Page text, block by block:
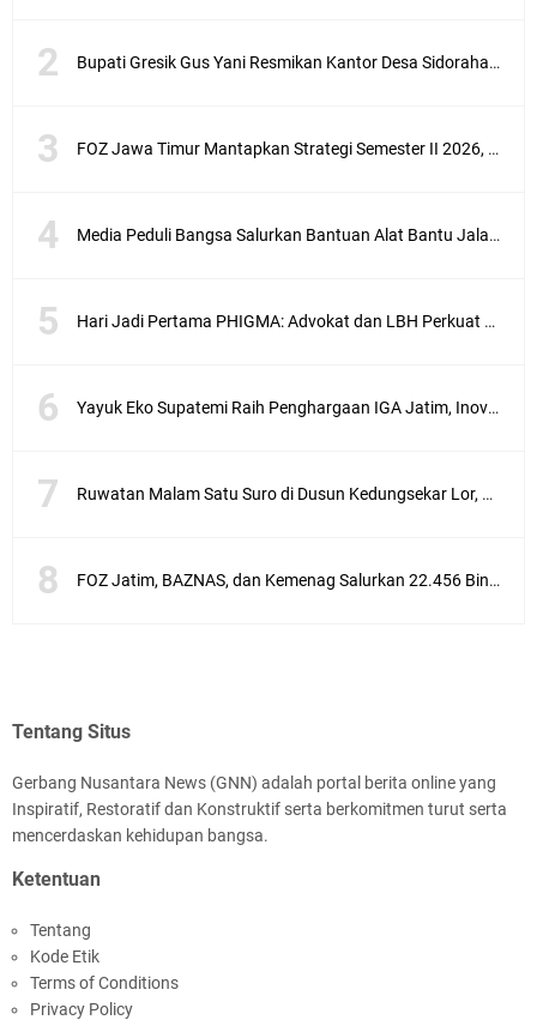
Bupati Gresik Gus Yani Resmikan Kantor Desa Sidoraharjo: Simbol Komitmen Pelayanan Publik dan Kepedulian Sosial
FOZ Jawa Timur Mantapkan Strategi Semester II 2026, Fokus pada Penguatan SDM Amil dan Kolaborasi BerdampakNarasi
Media Peduli Bangsa Salurkan Bantuan Alat Bantu Jalan untuk Lansia
Hari Jadi Pertama PHIGMA: Advokat dan LBH Perkuat Soliditas di Jakarta
Yayuk Eko Supatemi Raih Penghargaan IGA Jatim, Inovasi Wayang Kulit untuk Anak Berkebutuhan Khusus
Ruwatan Malam Satu Suro di Dusun Kedungsekar Lor, Tradisi Luhur yang Terus Istiqomah
FOZ Jatim, BAZNAS, dan Kemenag Salurkan 22.456 Bingkisan Lebaran Yatim Serentak di Berbagai Daerah di Jawa Timur
Tentang Situs
Gerbang Nusantara News (GNN) adalah portal berita online yang
Inspiratif, Restoratif dan Konstruktif serta berkomitmen turut serta
mencerdaskan kehidupan bangsa.
Ketentuan
Tentang
Kode Etik
Terms of Conditions
Privacy Policy